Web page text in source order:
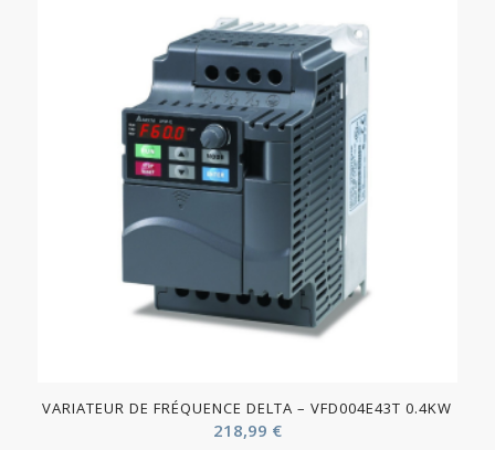
VARIATEUR DE FRÉQUENCE DELTA – VFD004E43T 0.4KW
218,99 €